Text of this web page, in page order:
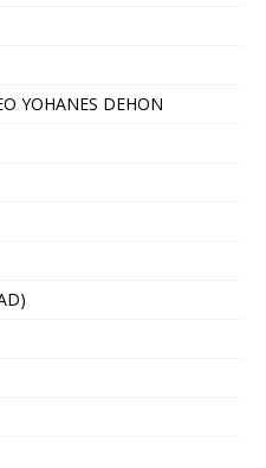
YOHANES DEHON